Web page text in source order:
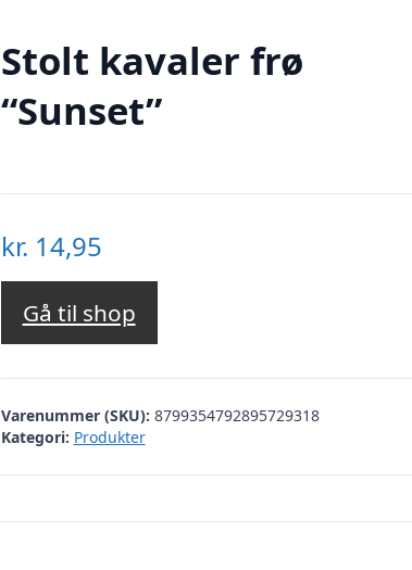
Stolt kavaler frø
“Sunset”
kr. 14,95
Gå til shop
Varenummer (SKU): 8799354792895729318
Kategori: Produkter